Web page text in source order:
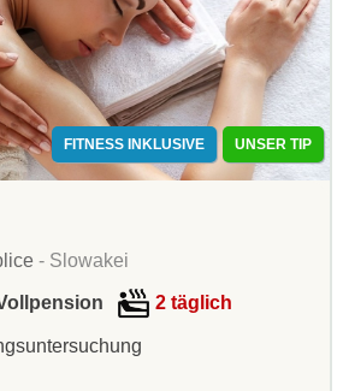
FITNESS INKLUSIVE UNSER TIP
- Slowakei
2 täglich